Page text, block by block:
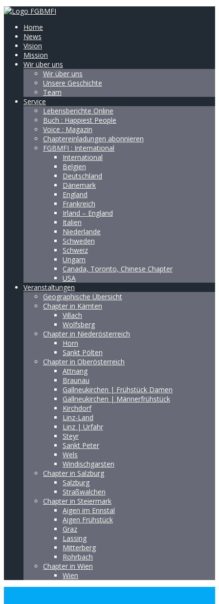
Home
News
Vision
Mission
Wir über uns
Wir über uns
Unsere Geschichte
Team
Service
Lebensberichte Online
Buch : Happiest People
Voice : Magazin
Chaptereinladungen abonnieren
FGBMFI : International
International
Belgien
Deutschland
Dänemark
England
Frankreich
Irland – England
Italien
Niederlande
Schweden
Schweiz
Ungarn
Canada, Toronto, Chinese Chapter
USA
Veranstaltungen
Geographische Übersicht
Chapter in Kärnten
Villach
Wolfsberg
Chapter in Niederösterreich
Horn
Sankt Pölten
Chapter in Oberösterreich
Attnang
Braunau
Gallneukirchen | Frühstück Damen
Gallneukirchen | Männerfrühstück
Kirchdorf
Linz-Land
Linz | Urfahr
Steyr
Sankt Peter
Wels
Windischgarsten
Chapter in Salzburg
Salzburg
Straßwalchen
Chapter in Steiermark
Aigen im Ennstal
Aigen Frühstück
Graz
Lassing
Mitterberg
Rohrbach
Chapter in Wien
Wien